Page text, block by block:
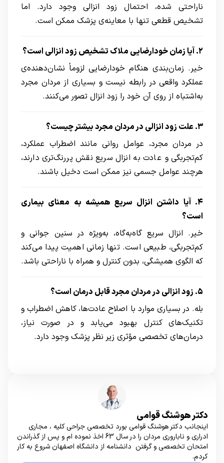
ناراحتی شده، احتمال زود انزالی وجود دارد. اما
تشخیص قطعی تنها با معاینه‌ی پزشک ممکن است.
۲. آیا زمان خودارضایی ملاک تشخیص زود انزالی است؟
خیر. زمان‌بندی هنگام خودارضایی لزوماً نشان‌دهنده‌ی
عملکرد واقعی در رابطه نیست و بسیاری از مردان مجرد
به‌اشتباه از روی آن خود را زود انزال تصور می‌کنند.
۳. علت زود انزالی در مردان مجرد بیشتر چیست؟
در مردان مجرد، عوامل روانی مانند اضطراب عملکرد،
کم‌تجربگی و عادت به انزال سریع نقش پررنگ‌تری دارند،
هرچند عوامل جسمی نیز ممکن است دخیل باشند.
۴. آیا داشتن انزال سریع همیشه به معنای بیماری
است؟
خیر. انزال سریع گاه‌به‌گاه، به‌ویژه در سنین جوانی و
کم‌تجربگی، طبیعی است. تنها زمانی اهمیت پیدا می‌کند
که الگوی همیشگی، بدون کنترل و همراه با ناراحتی باشد.
۵. زود انزالی در مردان مجرد قابل درمان است؟
بله. در بسیاری موارد با اصلاح عادت‌ها، کاهش اضطراب و
تکنیک‌های کنترل بهبود می‌یابد و در صورت نیاز،
درمان‌های تخصصی مؤثری زیر نظر پزشک وجود دارد.
دکتر هوشنگ قوامی
اینجانب دکتر هوشنگ قوامی بورد تخصصی جراحی کلیه ، مجاری
ادراری و ناباروری مردان را در سال 63 اخذ نموده ام و پس از گذراندن
امتحان تخصصی و گرفتن دانشنامه از دانشگاه اصفهان شروع به کار
کردم.